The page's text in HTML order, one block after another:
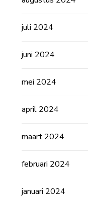
juli 2024
juni 2024
mei 2024
april 2024
maart 2024
februari 2024
januari 2024